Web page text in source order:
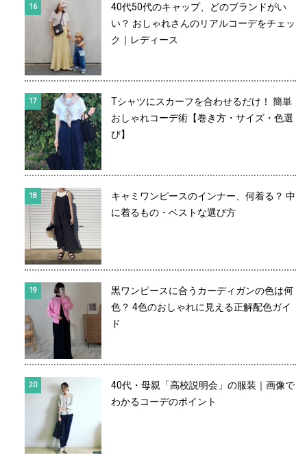
40代50代のキャップ、どのブランドがい
い？ おしゃれさんのリアルコーデをチェッ
ク｜レディース
Tシャツにスカーフを合わせるだけ！ 簡単
おしゃれコーデ術【巻き方・サイズ・色選
び】
キャミワンピースのインナー、何着る？ 中
に着るもの・ベストな選び方
黒ワンピースに合うカーディガンの色は何
色？ 4色のおしゃれに見える正解配色ガイ
ド
40代・母親「高校説明会」の服装｜画像で
わかるコーデのポイント